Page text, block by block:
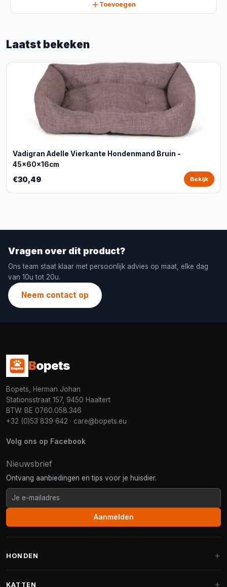
Toevoegen
Laatst bekeken
Vadigran Adelle Vierkante Hondenmand Bruin -
45x60x16cm
€30,49 Bekijk
Vragen over dit product?
Ons team staat klaar met persoonlijk advies op maat, elke dag
van 10u tot 20u.
Neem contact op
Bopets
Bopets, Herman Johan
Stationsstraat 157, 9450 Haaltert
BTW: BE 0760.058.346
+32 (0)53 839 642 · care@bopets.eu
Volg ons op Facebook
Nieuwsbrief
Ontvang aanbiedingen en tips voor je huisdier.
Aanmelden
HONDEN
KATTEN